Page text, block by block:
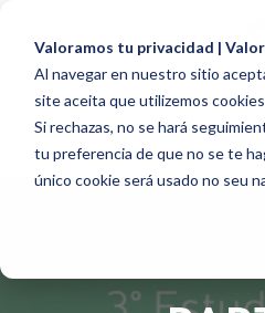
Valoramos tu privacidad |
Al navegar en nuestro sitio
site aceita que utilizemos
Si rechazas, no se hará
tu preferencia de que no se te
único cookie será usado no seu